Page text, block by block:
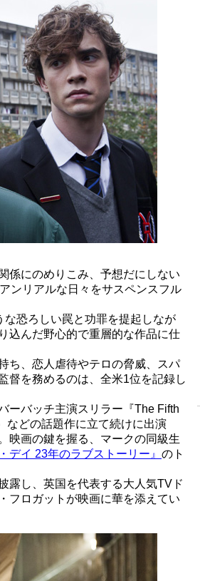
係にのめりこみ、予想だにしない
ンリアルな日々をサスペンスフル
な恐ろしい罠と功罪を提起しなが
込んだ野心的で重層的な作品に仕
ち、恋人虐待やテロの脅威、スパ
督を務めるのは、全米1位を記録し
ーバッチ主演スリラー『The Fifth
などの話題作に立て続けに出演
映画の鍵を握る、マークの同級生
デイ 23年のラブストーリー』 のト
露し、英国を代表する大人気TVド
フロガットが映画に華を添えてい